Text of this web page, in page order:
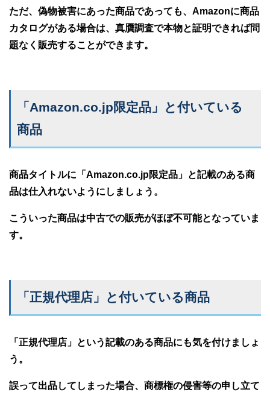
ただ、偽物被害にあった商品であっても、Amazonに商品
カタログがある場合は、真贋調査で本物と証明できれば問
題なく販売することができます。
「Amazon.co.jp限定品」と付いている
商品
商品タイトルに「Amazon.co.jp限定品」と記載のある商
品は仕入れないようにしましょう。
こういった商品は中古での販売がほぼ不可能となっていま
す。
「正規代理店」と付いている商品
「正規代理店」という記載のある商品にも気を付けましょ
う。
誤って出品してしまった場合、商標権の侵害等の申し立て